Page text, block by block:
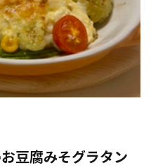
豆腐みそグラタン